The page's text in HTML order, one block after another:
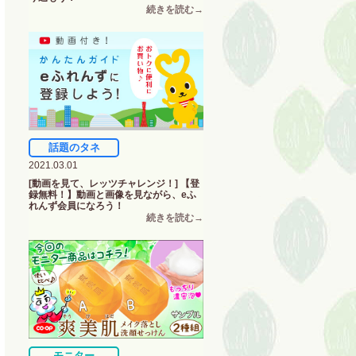
話題のタネ
2021.03.01
[動画を見て、レッツチャレンジ！] 【登
録無料！】動画と画像を見ながら、eふ
れんず会員になろう！